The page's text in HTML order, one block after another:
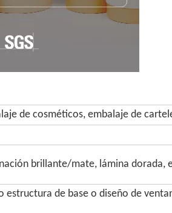
de cosméticos, embalaje de
brillante/mate, lámina dorada,
de base o diseño de